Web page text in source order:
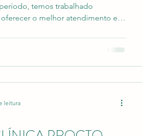
temos trabalhado
o melhor atendimento e
estar, e é gratificante ver os
Gostaríamos de aproveitar essa
a todos os nossos
leitura